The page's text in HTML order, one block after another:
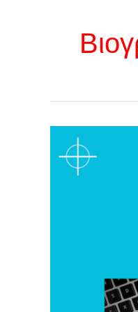
Συμβουλές
για